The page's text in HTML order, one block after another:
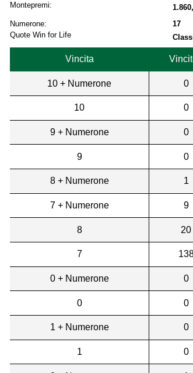
Montepremi:
Numerone:
17
Quote Win for Life
Vincita
10 + Numerone 0
10 0
9 + Numerone 0
9 0
8 + Numerone 1
7 + Numerone 9
8 20
7
0 + Numerone 0
0 0
1 + Numerone 0
1 0